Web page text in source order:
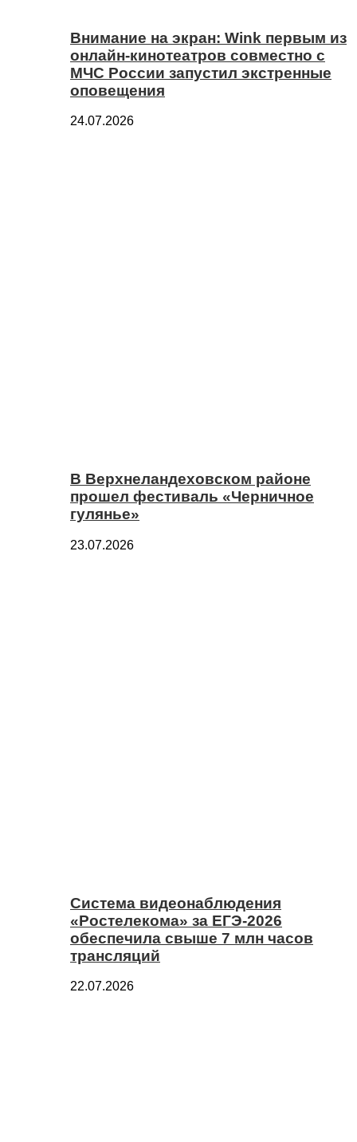
Внимание на экран: Wink первым из
онлайн-кинотеатров совместно с
МЧС России запустил экстренные
оповещения
24.07.2026
В Верхнеландеховском районе
прошел фестиваль «Черничное
гулянье»
23.07.2026
Система видеонаблюдения
«Ростелекома» за ЕГЭ-2026
обеспечила свыше 7 млн часов
трансляций
22.07.2026